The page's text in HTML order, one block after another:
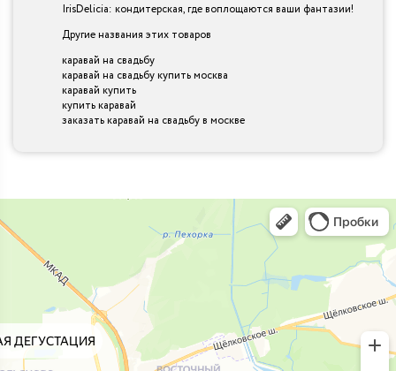
IrisDelicia: кондитерская, где воплощаются ваши фантазии!
Другие названия этих товаров
каравай на свадьбу
каравай на свадьбу купить москва
каравай купить
купить каравай
заказать каравай на свадьбу в москве